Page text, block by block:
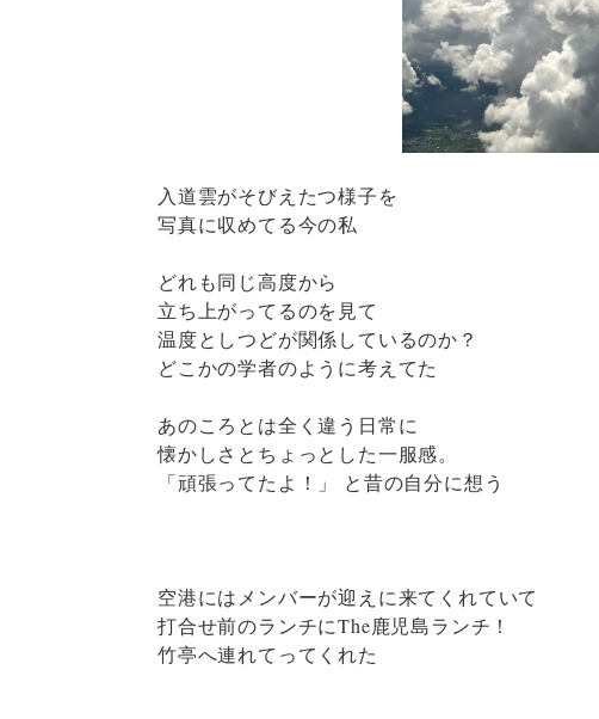
入道雲がそびえたつ様子を
写真に収めてる今の私
どれも同じ高度から
立ち上がってるのを見て
温度としつどが関係しているのか？
どこかの学者のように考えてた
あのころとは全く違う日常に
懐かしさとちょっとした一服感。
「頑張ってたよ！」 と昔の自分に想う
空港にはメンバーが迎えに来てくれていて
打合せ前のランチにThe鹿児島ランチ！
竹亭へ連れてってくれた